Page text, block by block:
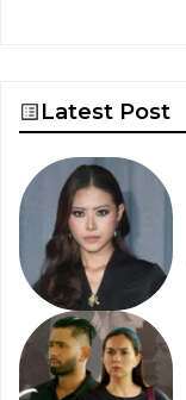
Latest Post